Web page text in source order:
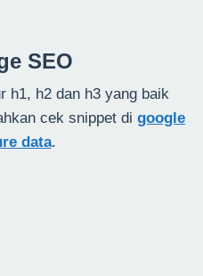
SEO
h1, h2 dan h3 yang baik
cek snippet di google
data.